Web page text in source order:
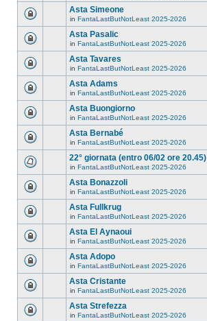
Asta Simeone
in FantaLastButNotLeast 2025-2026
Asta Pasalic
in FantaLastButNotLeast 2025-2026
Asta Tavares
in FantaLastButNotLeast 2025-2026
Asta Adams
in FantaLastButNotLeast 2025-2026
Asta Buongiorno
in FantaLastButNotLeast 2025-2026
Asta Bernabé
in FantaLastButNotLeast 2025-2026
22° giornata (entro 06/02 ore 20.45)
in FantaLastButNotLeast 2025-2026
Asta Bonazzoli
in FantaLastButNotLeast 2025-2026
Asta Fullkrug
in FantaLastButNotLeast 2025-2026
Asta El Aynaoui
in FantaLastButNotLeast 2025-2026
Asta Adopo
in FantaLastButNotLeast 2025-2026
Asta Cristante
in FantaLastButNotLeast 2025-2026
Asta Strefezza
in FantaLastButNotLeast 2025-2026